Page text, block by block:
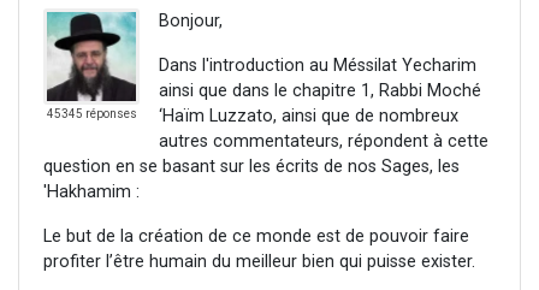
45345 réponses
Bonjour,
Dans l'introduction au Méssilat Yecharim
ainsi que dans le chapitre 1, Rabbi Moché
‘Haïm Luzzato, ainsi que de nombreux
autres commentateurs, répondent à cette
question en se basant sur les écrits de nos Sages, les
'Hakhamim :
Le but de la création de ce monde est de pouvoir faire
profiter l’être humain du meilleur bien qui puisse exister.